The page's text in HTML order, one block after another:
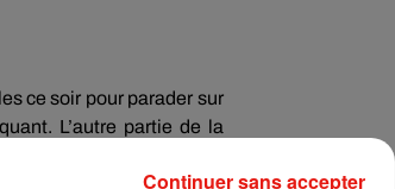
ce soir pour parader sur
L’autre partie de la
Continuer sans accepter